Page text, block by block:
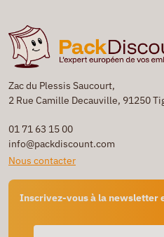
Zac du Plessis Saucourt,
2 Rue Camille Decauville, 91250
01 71 63 15 00
info@packdiscount.com
Nous contacter
Inscrivez-vous à la newsletter